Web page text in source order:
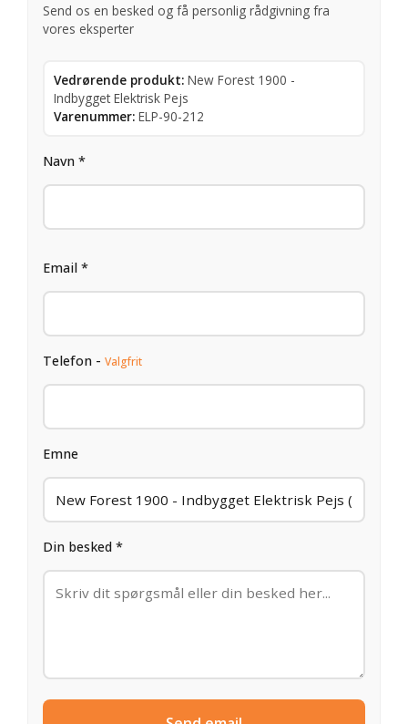
Send os en besked og få personlig rådgivning fra
vores eksperter
Vedrørende produkt: New Forest 1900 -
Indbygget Elektrisk Pejs
Varenummer: ELP-90-212
Navn *
Email *
Telefon - Valgfrit
Emne
Din besked *